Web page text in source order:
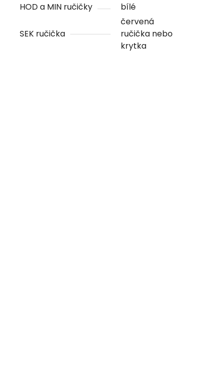
HOD a MIN ručičky
bílé
SEK ručička
červená
ručička nebo
krytka